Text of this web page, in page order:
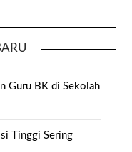
Guru BK di Sekolah
Tinggi Sering